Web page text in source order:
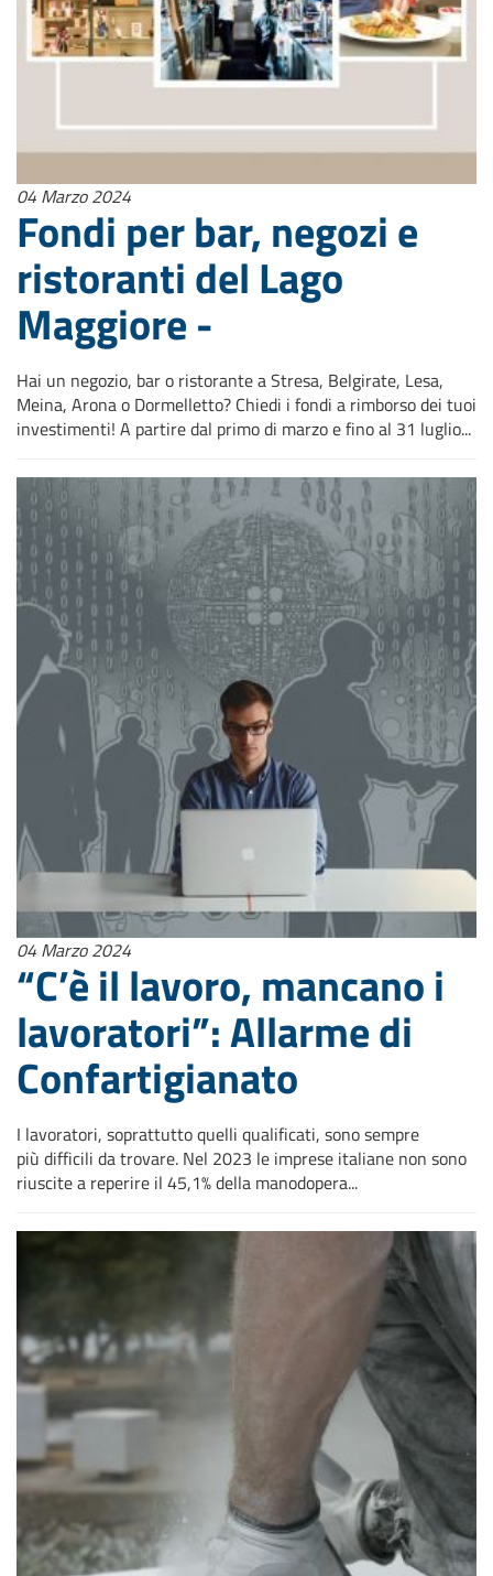
04 Marzo 2024
Fondi per bar, negozi e
ristoranti del Lago
Maggiore -
Hai un negozio, bar o ristorante a Stresa, Belgirate, Lesa,
Meina, Arona o Dormelletto? Chiedi i fondi a rimborso dei tuoi
investimenti! A partire dal primo di marzo e fino al 31 luglio...
04 Marzo 2024
“C’è il lavoro, mancano i
lavoratori”: Allarme di
Confartigianato
I lavoratori, soprattutto quelli qualificati, sono sempre
più difficili da trovare. Nel 2023 le imprese italiane non sono
riuscite a reperire il 45,1% della manodopera...